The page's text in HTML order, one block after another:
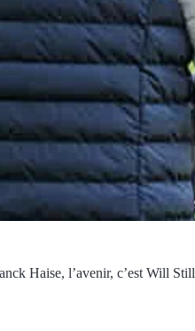
Haise, l’avenir, c’est Will Still